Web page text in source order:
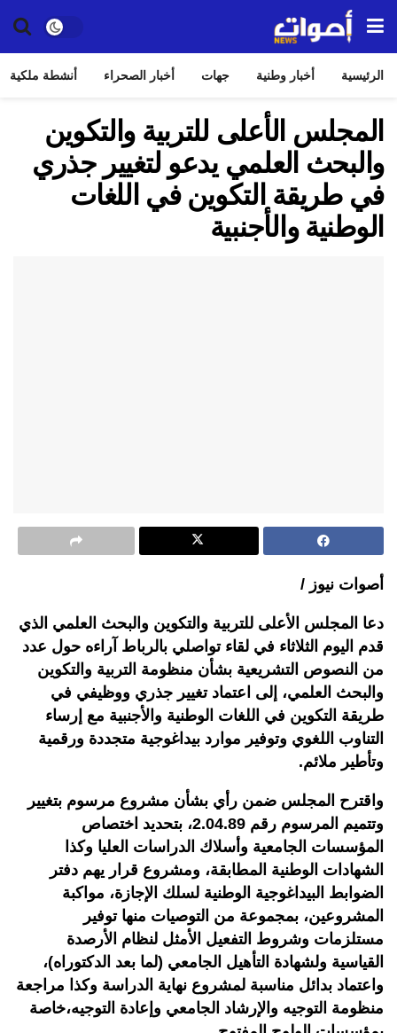
الرئيسية أخبار وطنية جهات أخبار الصحراء أنشطة ملكية
المجلس الأعلى للتربية والتكوين
والبحث العلمي يدعو لتغيير جذري
في طريقة التكوين في اللغات
الوطنية والأجنبية
أصوات نيوز /
دعا المجلس الأعلى للتربية والتكوين والبحث العلمي الذي
قدم اليوم الثلاثاء في لقاء تواصلي بالرباط آراءه حول عدد
من النصوص التشريعية بشأن منظومة التربية والتكوين
والبحث العلمي، إلى اعتماد تغيير جذري ووظيفي في
طريقة التكوين في اللغات الوطنية والأجنبية مع إرساء
التناوب اللغوي وتوفير موارد بيداغوجية متجددة ورقمية
وتأطير ملائم.
واقترح المجلس ضمن رأي بشأن مشروع مرسوم بتغيير
وتتميم المرسوم رقم 2.04.89، بتحديد اختصاص
المؤسسات الجامعية وأسلاك الدراسات العليا وكذا
الشهادات الوطنية المطابقة، ومشروع قرار يهم دفتر
الضوابط البيداغوجية الوطنية لسلك الإجازة، مواكبة
المشروعين، بمجموعة من التوصيات منها توفير
مستلزمات وشروط التفعيل الأمثل لنظام الأرصدة
القياسية ولشهادة التأهيل الجامعي (لما بعد الدكتوراه)،
واعتماد بدائل مناسبة لمشروع نهاية الدراسة وكذا مراجعة
منظومة التوجيه والإرشاد الجامعي وإعادة التوجيه،خاصة